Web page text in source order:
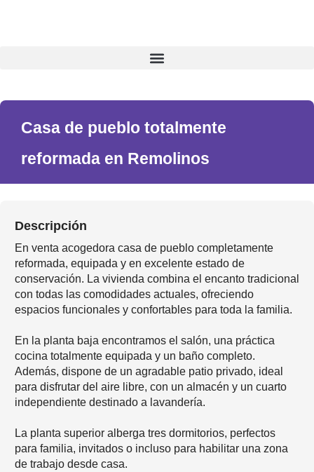
Casa de pueblo totalmente
reformada en Remolinos
Descripción
En venta acogedora casa de pueblo completamente
reformada, equipada y en excelente estado de
conservación. La vivienda combina el encanto tradicional
con todas las comodidades actuales, ofreciendo
espacios funcionales y confortables para toda la familia.
En la planta baja encontramos el salón, una práctica
cocina totalmente equipada y un baño completo.
Además, dispone de un agradable patio privado, ideal
para disfrutar del aire libre, con un almacén y un cuarto
independiente destinado a lavandería.
La planta superior alberga tres dormitorios, perfectos
para familia, invitados o incluso para habilitar una zona
de trabajo desde casa.